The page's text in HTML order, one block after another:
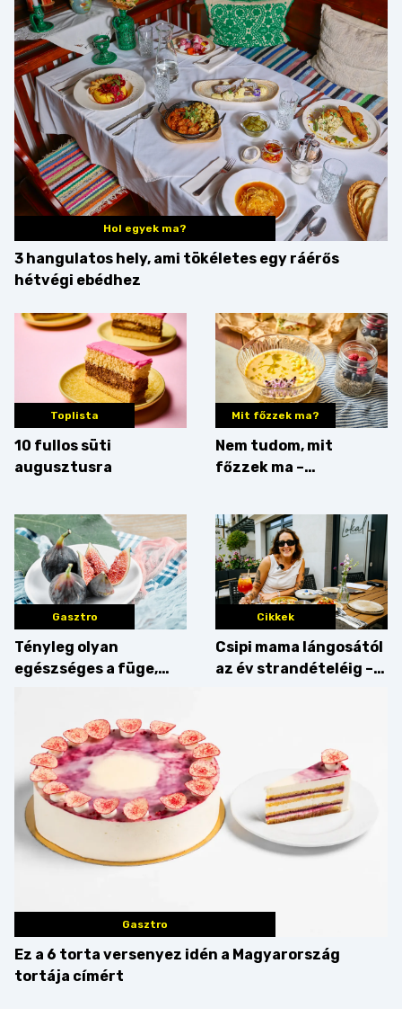
Hol egyek ma?
3 hangulatos hely, ami tökéletes egy ráérős
hétvégi ebédhez
Toplista
10 fullos süti
augusztusra
Mit főzzek ma?
Nem tudom, mit
főzzek ma –
Gasztro
Tényleg olyan
egészséges a füge,
Cikkek
Csipi mama lángosától
az év strandételéig –
Gasztro
Ez a 6 torta versenyez idén a Magyarország
tortája címért